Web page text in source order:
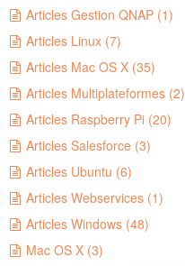
Articles Gestion QNAP (1)
Articles Linux (7)
Articles Mac OS X (35)
Articles Multiplateformes (2)
Articles Raspberry Pi (20)
Articles Salesforce (3)
Articles Ubuntu (6)
Articles Webservices (1)
Articles Windows (48)
Mac OS X (3)